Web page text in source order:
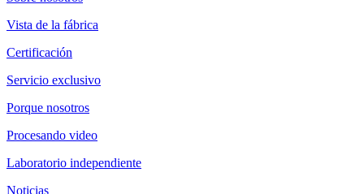
Vista de la fábrica
Certificación
Servicio exclusivo
Porque nosotros
Procesando video
Laboratorio independiente
Noticias